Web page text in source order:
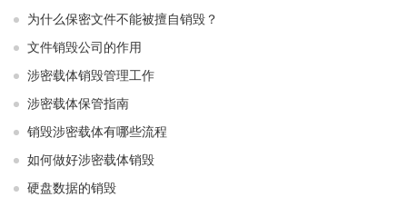
为什么保密文件不能被擅自销毁？
文件销毁公司的作用
涉密载体销毁管理工作
涉密载体保管指南
销毁涉密载体有哪些流程
如何做好涉密载体销毁
硬盘数据的销毁